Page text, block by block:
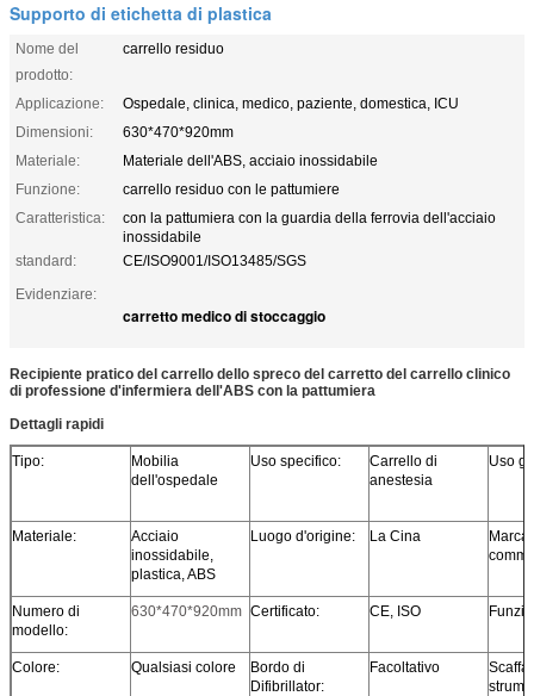
Supporto di etichetta di plastica
Nome del
prodotto:
carrello residuo
Applicazione:
Ospedale, clinica, medico, paziente, domestica, ICU
Dimensioni:
630*470*920mm
Materiale:
Materiale dell'ABS, acciaio inossidabile
Funzione:
carrello residuo con le pattumiere
Caratteristica:
con la pattumiera con la guardia della ferrovia dell'acciaio
inossidabile
standard:
CE/ISO9001/ISO13485/SGS
Evidenziare:
carretto medico di stoccaggio
Recipiente pratico del carrello dello spreco del carretto del carrello clinico
di professione d'infermiera dell'ABS con la pattumiera
Dettagli rapidi
Tipo:
Mobilia
dell'ospedale
Uso specifico:
Carrello di
anestesia
Uso
Materiale:
Acciaio
inossidabile,
plastica, ABS
Luogo d'origine: La Cina
Marca
Numero di
modello:
630*470*920mm Certificato: CE, ISO
Colore: Qualsiasi colore
Bordo di
Difibrillator:
Facoltativo